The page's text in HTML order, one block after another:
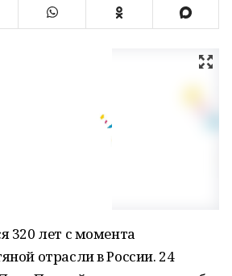
320 лет с момента
отрасли в России. 24